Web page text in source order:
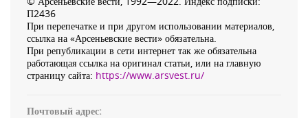
П2436
При перепечатке и при другом использовании материалов,
ссылка на «Арсеньевские вести» обязательна.
При републикации в сети интернет так же обязательна
работающая ссылка на оригинал статьи, или на главную
страницу сайта: https://www.arsvest.ru/
Почтовый адрес: